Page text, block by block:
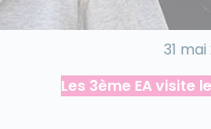
31
Les 3ème EA visite